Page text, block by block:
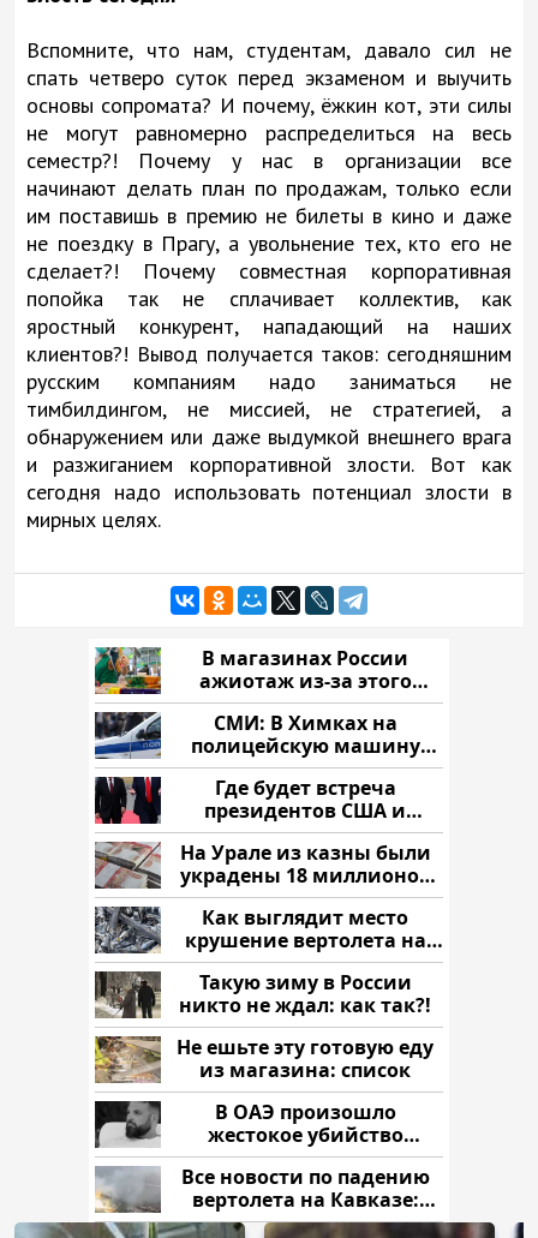
Вспомните, что нам, студентам, давало сил не
спать четверо суток перед экзаменом и выучить
основы сопромата? И почему, ёжкин кот, эти силы
не могут равномерно распределиться на весь
семестр?! Почему у нас в организации все
начинают делать план по продажам, только если
им поставишь в премию не билеты в кино и даже
не поездку в Прагу, а увольнение тех, кто его не
сделает?! Почему совместная корпоративная
попойка так не сплачивает коллектив, как
яростный конкурент, нападающий на наших
клиентов?! Вывод получается таков: сегодняшним
русским компаниям надо заниматься не
тимбилдингом, не миссией, не стратегией, а
обнаружением или даже выдумкой внешнего врага
и разжиганием корпоративной злости. Вот как
сегодня надо использовать потенциал злости в
мирных целях.
В магазинах России
ажиотаж из-за этого
продукта: что купить?
СМИ: В Химках на
полицейскую машину
напали и подожгли.
Где будет встреча
президентов США и
России: Европа?
На Урале из казны были
украдены 18 миллионов
рублей
Как выглядит место
крушение вертолета на
Кавказе: смотреть
Такую зиму в России
никто не ждал: как так?!
Не ешьте эту готовую еду
из магазина: список
В ОАЭ произошло
жестокое убийство
криптомиллионера
Все новости по падению
вертолета на Кавказе:
читать здесь